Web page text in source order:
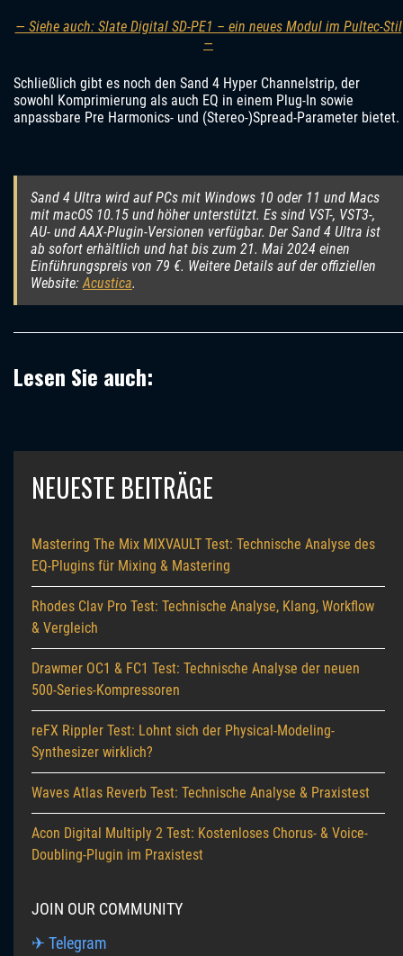
— Siehe auch: Slate Digital SD-PE1 – ein neues Modul im Pultec-Stil
—
Schließlich gibt es noch den Sand 4 Hyper Channelstrip, der
sowohl Komprimierung als auch EQ in einem Plug-In sowie
anpassbare Pre Harmonics- und (Stereo-)Spread-Parameter bietet.
Sand 4 Ultra wird auf PCs mit Windows 10 oder 11 und Macs
mit macOS 10.15 und höher unterstützt. Es sind VST-, VST3-,
AU- und AAX-Plugin-Versionen verfügbar. Der Sand 4 Ultra ist
ab sofort erhältlich und hat bis zum 21. Mai 2024 einen
Einführungspreis von 79 €. Weitere Details auf der offiziellen
Website:Acustica.
Lesen Sie auch:
NEUESTE BEITRÄGE
Mastering The Mix MIXVAULT Test: Technische Analyse des
EQ-Plugins für Mixing & Mastering
Rhodes Clav Pro Test: Technische Analyse, Klang, Workflow
& Vergleich
Drawmer OC1 & FC1 Test: Technische Analyse der neuen
500-Series-Kompressoren
reFX Rippler Test: Lohnt sich der Physical-Modeling-
Synthesizer wirklich?
Waves Atlas Reverb Test: Technische Analyse & Praxistest
Acon Digital Multiply 2 Test: Kostenloses Chorus- & Voice-
Doubling-Plugin im Praxistest
JOIN OUR COMMUNITY
✈ Telegram